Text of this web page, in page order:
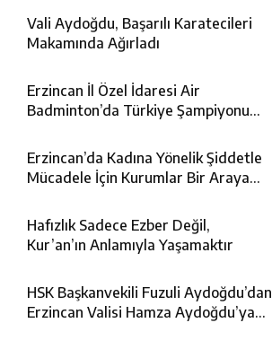
Vali Aydoğdu, Başarılı Karatecileri
Makamında Ağırladı
Erzincan İl Özel İdaresi Air
Badminton’da Türkiye Şampiyonu
Erzincan’da Kadına Yönelik Şiddetle
Mücadele İçin Kurumlar Bir Araya
Hafızlık Sadece Ezber Değil,
Kur’an’ın Anlamıyla Yaşamaktır
HSK Başkanvekili Fuzuli Aydoğdu’dan
Erzincan Valisi Hamza Aydoğdu’ya